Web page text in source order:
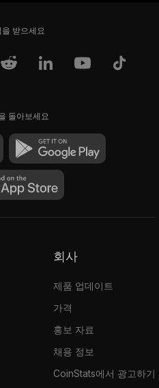
받으세요
돌아보세요
회사
제품 업데이트
가격
홍보 자료
채용 정보
CoinStats에서 광고하기